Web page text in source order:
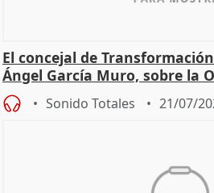
El concejal de
Ángel García Muro, sobre la
Sonido Totales 21/07/